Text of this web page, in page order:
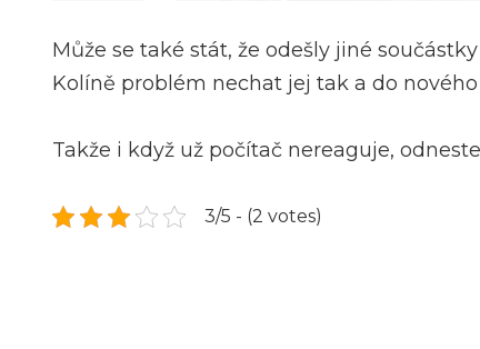
Může se také stát, že odešly jiné součástky
Kolíně problém nechat jej tak a do
Takže i když už počítač nereaguje,
3/5 - (2 votes)